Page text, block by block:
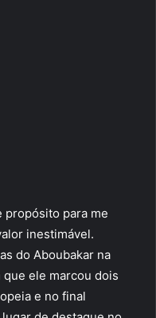
propósito para me
inestimável.
do Aboubakar na
que ele marcou dois
e no final